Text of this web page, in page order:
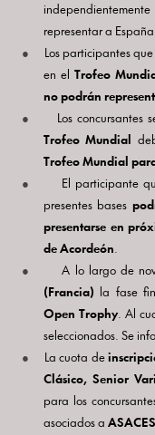
representar a
●
Los participantes
en elTrofeo
no podrán
●
Los concursantes
Trofeo Mundial
Trofeo Mundial
●
El participante
presentes bases
presentarse en
de Acordeón.
● A lo largo de
(Francia) la fase
Open Trophy. Al
seleccionados. Se
● La cuota de
Clásico, Senior
para los
asociados a